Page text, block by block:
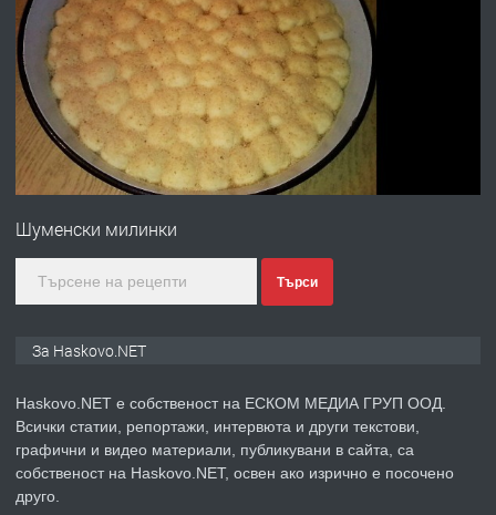
ПРЕДЛАГА Давам гараж под наем
ПРЕДЛАГА
№4120 Магазин/Офис под наем в кв.
градската градина!
преди 3 дни
ПРЕДЛАГА
Продавам парцел в гр. Хасково кв.
Шуменски милинки
Търси
За Haskovo.NET
Haskovo.NET е собственост на ЕСКОМ МЕДИА ГРУП ООД.
Всички статии, репортажи, интервюта и други текстови,
графични и видео материали, публикувани в сайта, са
собственост на Haskovo.NET, освен ако изрично е посочено
друго.